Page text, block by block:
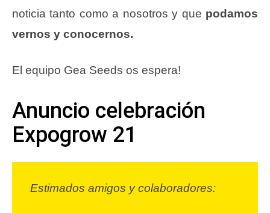
noticia tanto como a nosotros y que podamos
vernos y conocernos.
El equipo Gea Seeds os espera!
Anuncio celebración
Expogrow 21
Estimados amigos y colaboradores: